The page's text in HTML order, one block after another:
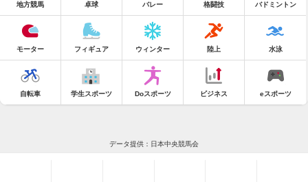
地方競馬 卓球 バレー 格闘技 バドミントン
モーター フィギュア ウィンター 陸上 水泳
自転車 学生スポーツ Doスポーツ ビジネス eスポーツ
データ提供：日本中央競馬会